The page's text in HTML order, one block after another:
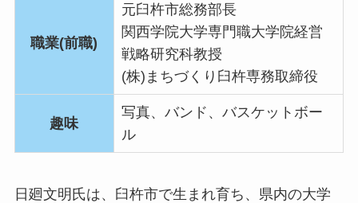
職業(前職)
元臼杵市総務部長
関西学院大学専門職大学院経営
戦略研究科教授
(株)まちづくり臼杵専務取締役
趣味
写真、バンド、バスケットボー
ル
日廻文明氏は、臼杵市で生まれ育ち、県内の大学